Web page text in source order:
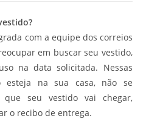
com a equipe dos correios
em buscar seu vestido,
na data solicitada. Nessas
esteja na sua casa, não se
seu vestido vai chegar,
o recibo de entrega.